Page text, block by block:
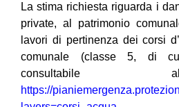
La stima richiesta riguarda i
private, al patrimonio
lavori di pertinenza dei corsi
comunale (classe 5, di
https://